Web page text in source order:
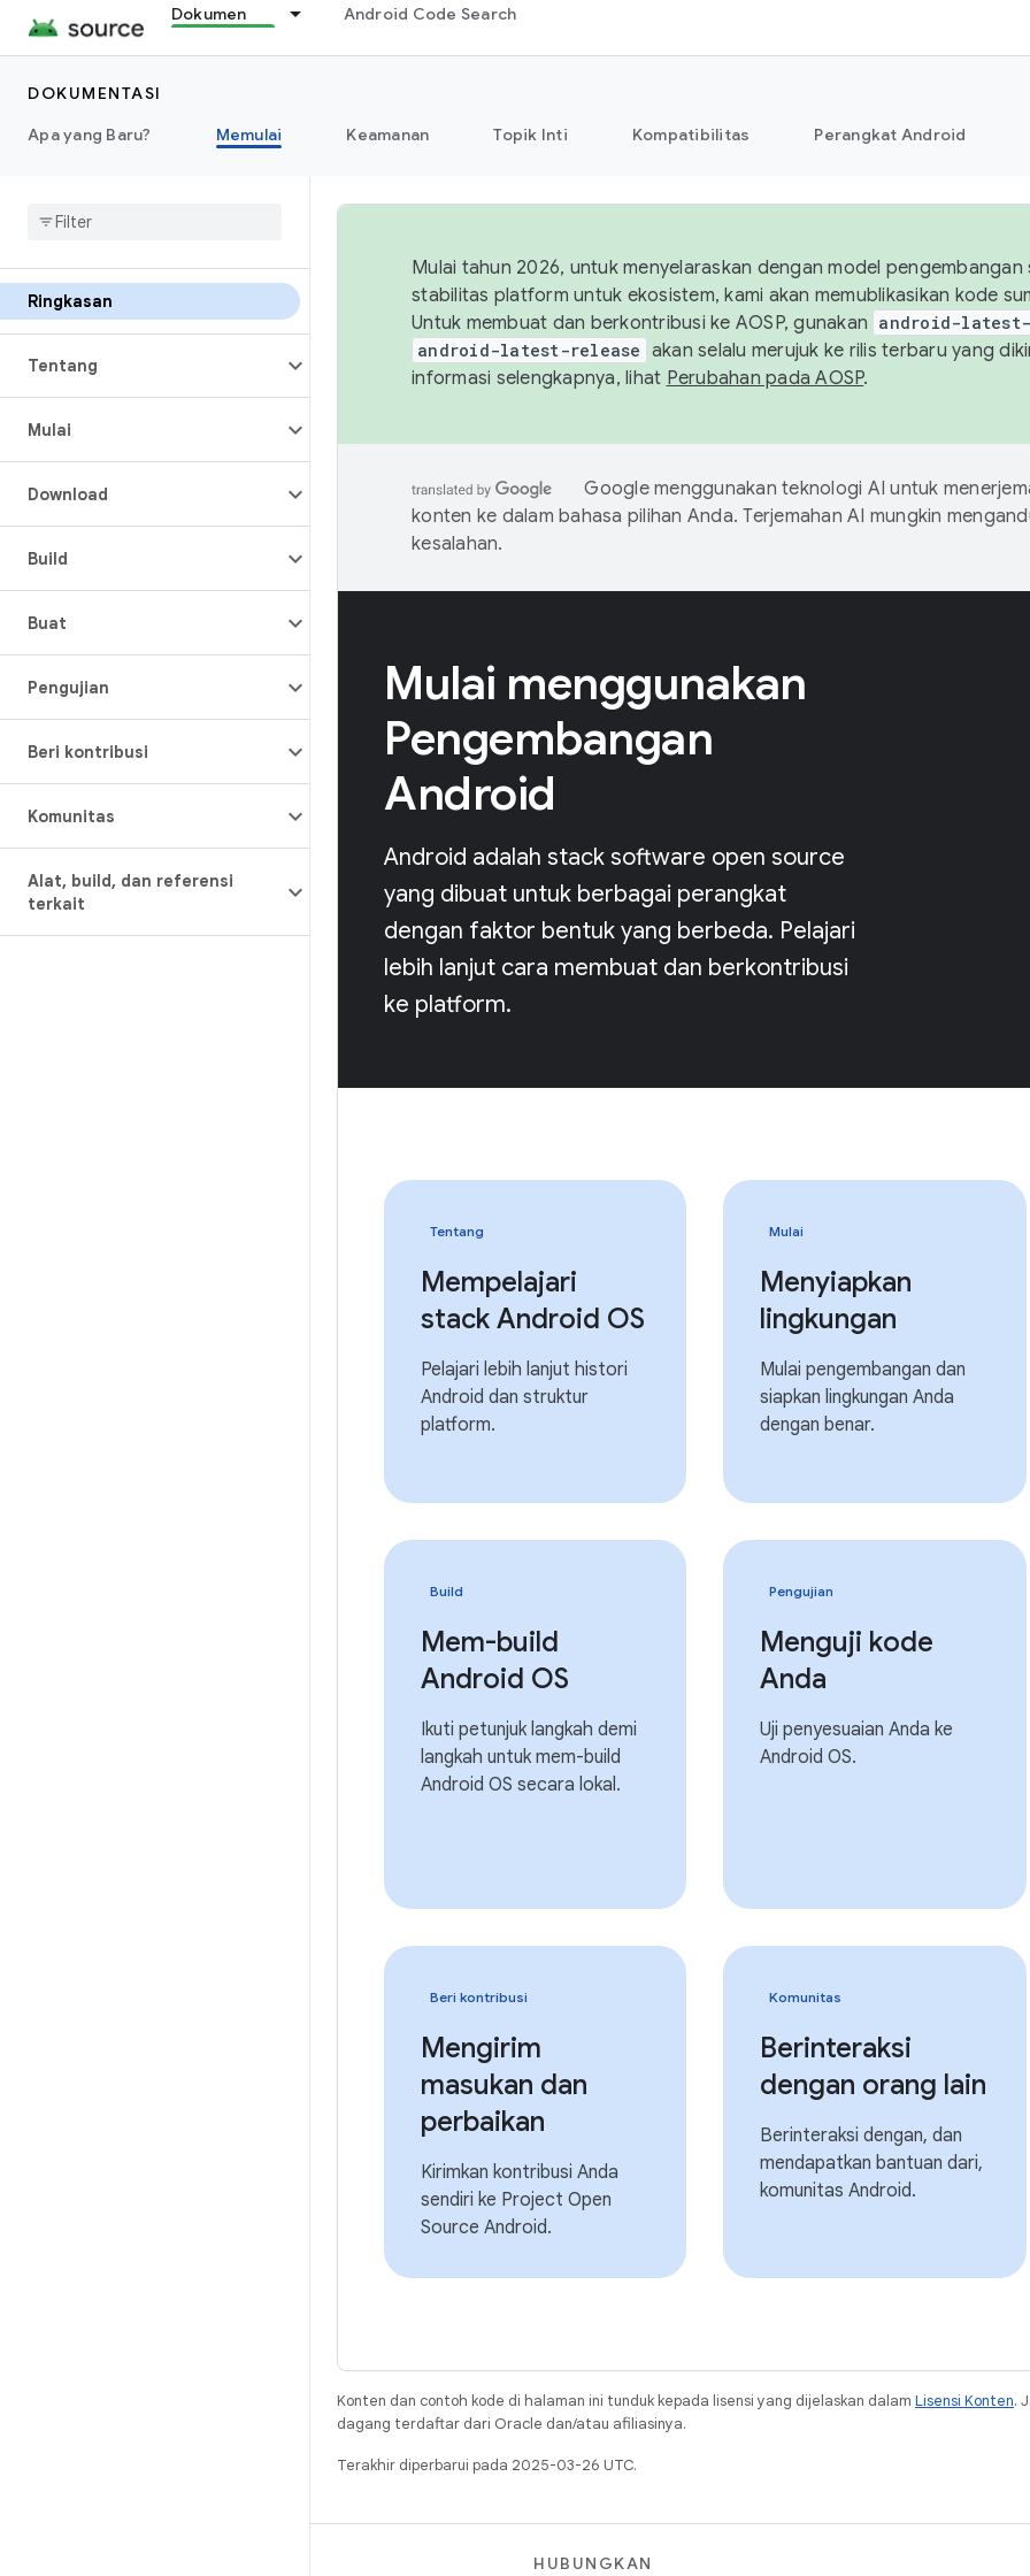
Dokumen Android Code Search
DOKUMENTASI
Apa yang Baru?
Memulai Keamanan Topik Inti Kompatibilitas Perangkat Android
Ringkasan
Tentang
Mulai
Download
Build
Buat
Pengujian
Beri kontribusi
Komunitas
Alat, build, dan referensi
terkait
Mulai tahun 2026, untuk menyelaraskan dengan model
stabilitas platform untuk ekosistem, kami akan memublikasikan kode
Untuk membuat dan berkontribusi ke AOSP, gunakan android-
android-latest-release akan selalu merujuk ke rilis terbaru yang
informasi selengkapnya, lihat Perubahan pada AOSP.
Google menggunakan teknologi AI untuk
konten ke dalam bahasa pilihan Anda. Terjemahan AI mungkin
kesalahan.
Mulai menggunakan
Pengembangan
Android
Android adalah stack software open source
yang dibuat untuk berbagai perangkat
dengan faktor bentuk yang berbeda. Pelajari
lebih lanjut cara membuat dan berkontribusi
ke platform.
Tentang
Mempelajari
stack Android OS
Pelajari lebih lanjut histori
Android dan struktur
platform.
Mulai
Menyiapkan
lingkungan
Mulai pengembangan dan
siapkan lingkungan Anda
dengan benar.
Build
Mem-build
Android OS
Ikuti petunjuk langkah demi
langkah untuk mem-build
Android OS secara lokal.
Pengujian
Menguji kode
Anda
Uji penyesuaian Anda ke
Android OS.
Beri kontribusi
Mengirim
masukan dan
perbaikan
Kirimkan kontribusi Anda
sendiri ke Project Open
Source Android.
Komunitas
Berinteraksi
dengan orang lain
Berinteraksi dengan, dan
mendapatkan bantuan dari,
komunitas Android.
Konten dan contoh kode di halaman ini tunduk kepada lisensi yang dijelaskan dalam Lisensi Konten.
dagang terdaftar dari Oracle dan/atau afiliasinya.
Terakhir diperbarui pada 2025-03-26 UTC.
HUBUNGKAN